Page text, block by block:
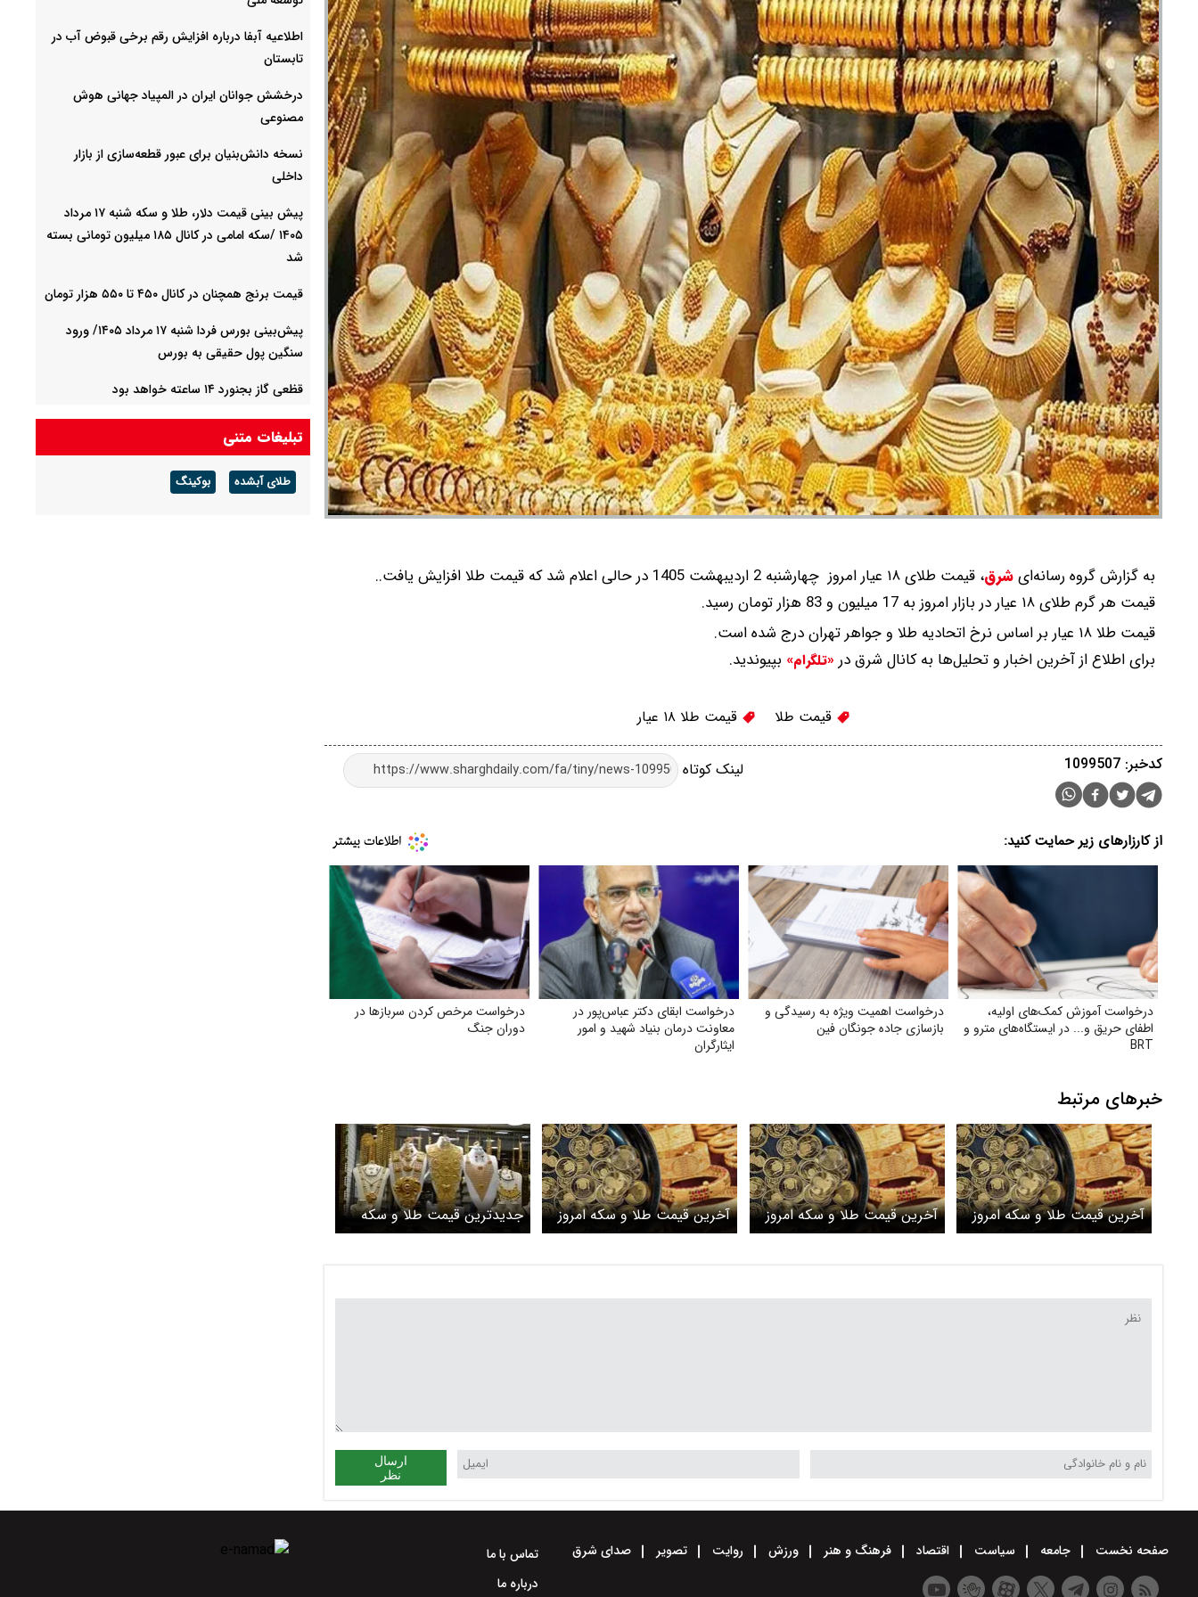
به گزارش گروه رسانه‌ایشرق، قیمت طلای ۱۸ عیار امروز چهارشنبه 2 اردیبهشت 1405 در حالی اعلام شد که قیمت طلا افزایش یافت..
قیمت هر گرم طلای ۱۸ عیار در بازار امروز به 17 میلیون و 83 هزار تومان رسید.
قیمت طلا ۱۸ عیار بر اساس نرخ اتحادیه طلا و جواهر تهران درج شده است.
برای اطلاع از آخرین اخبار و تحلیل‌ها به کانال شرق در «تلگرام» بپیوندید.
قیمت طلا قیمت طلا ۱۸ عیار
لینک کوتاه کدخبر: 1099507
از کارزارهای زیر حمایت کنید:
درخواست آموزش کمک‌های اولیه،
اطفای حریق و... در ایستگاه‌های مترو و
BRT
درخواست اهمیت ویژه به رسیدگی و
بازسازی جاده جونگان فین
درخواست ابقای دکتر عباس‌پور در
معاونت درمان بنیاد شهید و امور
ایثارگران
درخواست مرخص کردن سربازها در
دوران جنگ
خبرهای مرتبط
آخرین قیمت طلا و سکه امروز
پنجشنبه ۲۷ فروردین ۱۴۰۵/
آخرین قیمت طلا و سکه امروز
دوشنبه ۲۴ فروردین ۱۴۰۵/ طلا
آخرین قیمت طلا و سکه امروز
پنجشنبه ۲۰ فروردین ۱۴۰۵/ طلا
جدیدترین قیمت طلا و سکه
امروز یکشنبه ۹ فروردین ۱۴۰۵/
ارسال
نظر
اطلاعیه آبفا درباره افزایش رقم برخی قبوض آب در
تابستان
درخشش جوانان ایران در المپیاد جهانی هوش
مصنوعی
نسخه دانش‌بنیان برای عبور قطعه‌سازی از بازار
داخلی
پیش ‌بینی قیمت دلار، طلا و سکه شنبه ۱۷ مرداد
۱۴۰۵ /سکه امامی در کانال ۱۸۵ میلیون تومانی بسته
شد
قیمت برنج همچنان در کانال ۴۵۰ تا ۵۵۰ هزار تومان
پیش‌بینی بورس فردا شنبه ۱۷ مرداد ۱۴۰۵/ ورود
سنگین پول حقیقی به بورس
قظعی گاز بجنورد ۱۴ ساعته خواهد بود
شرکت گاز مازندران هشدار داد: برای زمستان آماده
شوید
تبلیغات متنی
طلای آبشده بوکینگ
صفحه نخست جامعه سیاست اقتصاد فرهنگ و هنر ورزش روایت تصویر صدای شرق
تماس با ما
درباره ما